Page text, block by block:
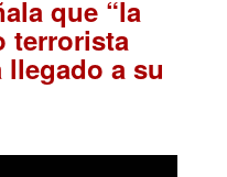
que “la
terrorista
llegado a su